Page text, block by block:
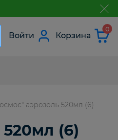
Войти Корзина
0
аэрозоль 520мл (6)
(6)